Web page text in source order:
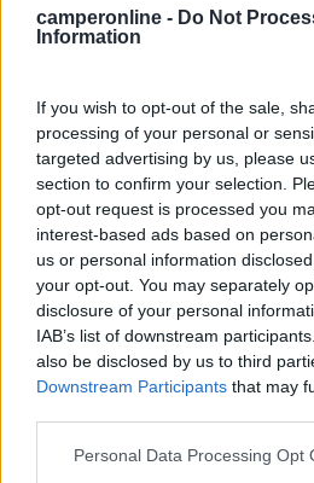
camperonline - Do Not
Information
If you wish to opt-out of the sale,
processing of your personal or
targeted advertising by us, please
section to confirm your selection.
opt-out request is processed you
interest-based ads based on
us or personal information
your opt-out. You may separately
disclosure of your personal
IAB’s list of downstream
also be disclosed by us to third
Downstream Participants that may
Please note that this website/app
Personal Data Processing Opt
Campeggio ben tenuto, con
cordiali e gentili. Comodo per
centro di Arenzano a 1km e
Accoglienza Posizione Pulizia
mamo2980
6 stelle perché accoglienza e
vi è un market, o si prendono